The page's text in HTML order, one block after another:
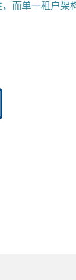
而单一租户架